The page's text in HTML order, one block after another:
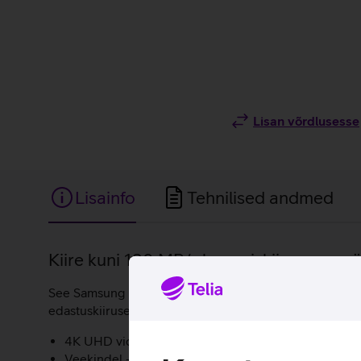
Lisan võrdlusesse
Lisainfo Tehnilised andmed
Lisainfo
Kiire kuni 130 MB/s lugemiskiirusega
See Samsung Evo Plus 128 GB 3.kiirusklassi (U3)
edastuskiirusele kuni 130 MB/s on fotode ja videote
4K UHD video salvestamine ja taasesitus.